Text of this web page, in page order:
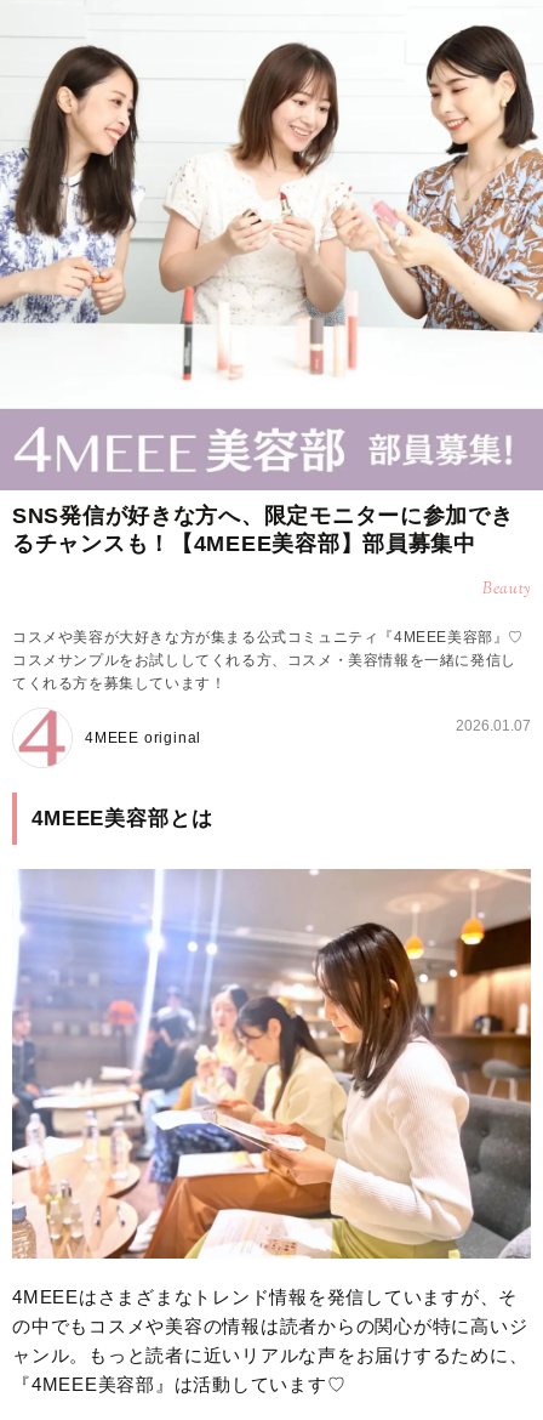
SNS発信が好きな方へ、限定モニターに参加でき
るチャンスも！【4MEEE美容部】部員募集中
Beauty
コスメや美容が大好きな方が集まる公式コミュニティ『4MEEE美容部』♡
コスメサンプルをお試ししてくれる方、コスメ・美容情報を一緒に発信し
てくれる方を募集しています！
4MEEE original
2026.01.07
4MEEE美容部とは
4MEEEはさまざまなトレンド情報を発信していますが、そ
の中でもコスメや美容の情報は読者からの関心が特に高いジ
ャンル。もっと読者に近いリアルな声をお届けするために、
『4MEEE美容部』は活動しています♡